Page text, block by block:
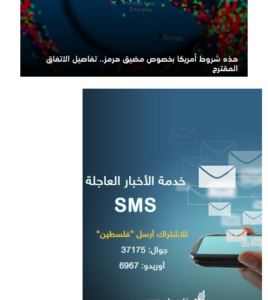
هذه شروط أمريكا بخصوص مضيق هرمز.. تفاصيل الاتفاق
المقترح